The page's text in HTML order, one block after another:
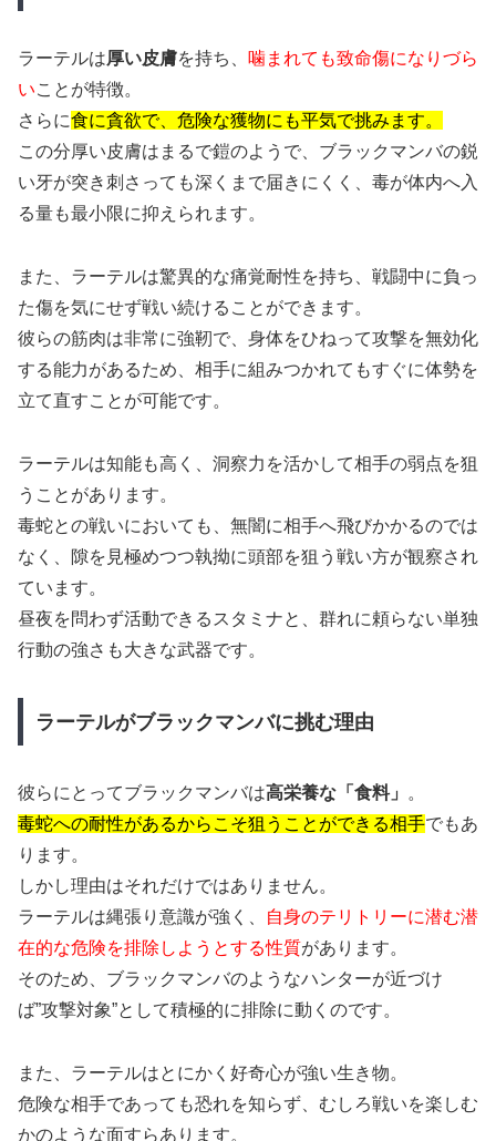
ラーテルは厚い皮膚を持ち、 噛まれても致命傷になりづら
いことが特徴。
さらに食に貪欲で、危険な獲物にも平気で挑みます。
この分厚い皮膚はまるで鎧のようで、ブラックマンバの鋭
い牙が突き刺さっても深くまで届きにくく、毒が体内へ入
る量も最小限に抑えられます。
また、ラーテルは驚異的な痛覚耐性を持ち、戦闘中に負っ
た傷を気にせず戦い続けることができます。
彼らの筋肉は非常に強靭で、身体をひねって攻撃を無効化
する能力があるため、相手に組みつかれてもすぐに体勢を
立て直すことが可能です。
ラーテルは知能も高く、洞察力を活かして相手の弱点を狙
うことがあります。
毒蛇との戦いにおいても、無闇に相手へ飛びかかるのでは
なく、隙を見極めつつ執拗に頭部を狙う戦い方が観察され
ています。
昼夜を問わず活動できるスタミナと、群れに頼らない単独
行動の強さも大きな武器です。
ラーテルがブラックマンバに挑む理由
彼らにとってブラックマンバは高栄養な「食料」 。
毒蛇への耐性があるからこそ狙うことができる相手でもあ
ります。
しかし理由はそれだけではありません。
ラーテルは縄張り意識が強く、
自身のテリトリーに潜む潜
在的な危険を排除しようとする性質があります。
そのため、ブラックマンバのようなハンターが近づけ
ば”攻撃対象”として積極的に排除に動くのです。
また、ラーテルはとにかく好奇心が強い生き物。
危険な相手であっても恐れを知らず、むしろ戦いを楽しむ
かのような面すらあります。